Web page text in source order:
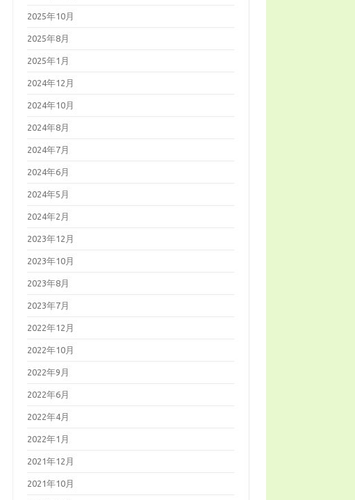
2025年10月
2025年8月
2025年1月
2024年12月
2024年10月
2024年8月
2024年7月
2024年6月
2024年5月
2024年2月
2023年12月
2023年10月
2023年8月
2023年7月
2022年12月
2022年10月
2022年9月
2022年6月
2022年4月
2022年1月
2021年12月
2021年10月